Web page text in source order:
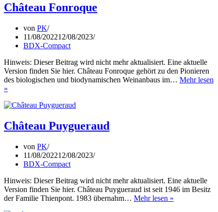
Château Fonroque
von PK
11/08/202212/08/2023
BDX-Compact
Hinweis: Dieser Beitrag wird nicht mehr aktualisiert. Eine aktuelle
Version finden Sie hier. Château Fonroque gehört zu den Pionieren
des biologischen und biodynamischen Weinanbaus im… Mehr lesen
»
Château Puygueraud
von PK
11/08/202212/08/2023
BDX-Compact
Hinweis: Dieser Beitrag wird nicht mehr aktualisiert. Eine aktuelle
Version finden Sie hier. Château Puygueraud ist seit 1946 im Besitz
der Familie Thienpont. 1983 übernahm… Mehr lesen »